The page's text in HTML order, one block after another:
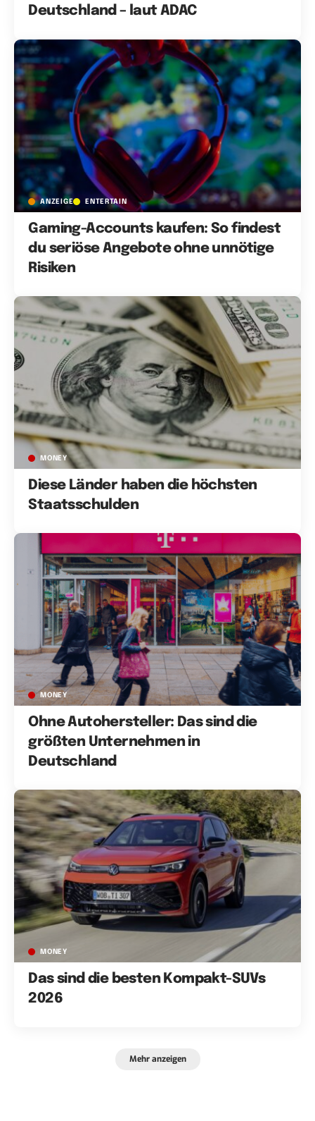
Deutschland – laut ADAC
ANZEIGE ENTERTAIN
Gaming-Accounts kaufen: So findest
du seriöse Angebote ohne unnötige
Risiken
MONEY
Diese Länder haben die höchsten
Staatsschulden
MONEY
Ohne Autohersteller: Das sind die
größten Unternehmen in
Deutschland
MONEY
Das sind die besten Kompakt-SUVs
2026
Mehr anzeigen